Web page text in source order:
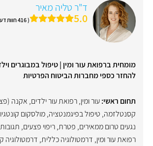
ד"ר טליה מאיר
5.0 ( 416 חוות דעת )
מומחית ברפואת עור ומין | טיפול במבוגרים
להחזר כספי מחברות הביטוח הפרטיות
תחום ראשי:עור ומין,רפואת עור ילדים, אקנה
קסנטלזמה, טיפול בפיגמנטציה,מולסקום
נגעים טרום ממאירים, פטרת,ריפוי פצעים,
רפואת עור ומין, דרמטולוגיה כללית, דרמטולוגיה